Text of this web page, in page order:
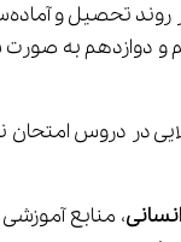
دروس عمومی از کنکور حذف شد و نمرات دروس عمومی و